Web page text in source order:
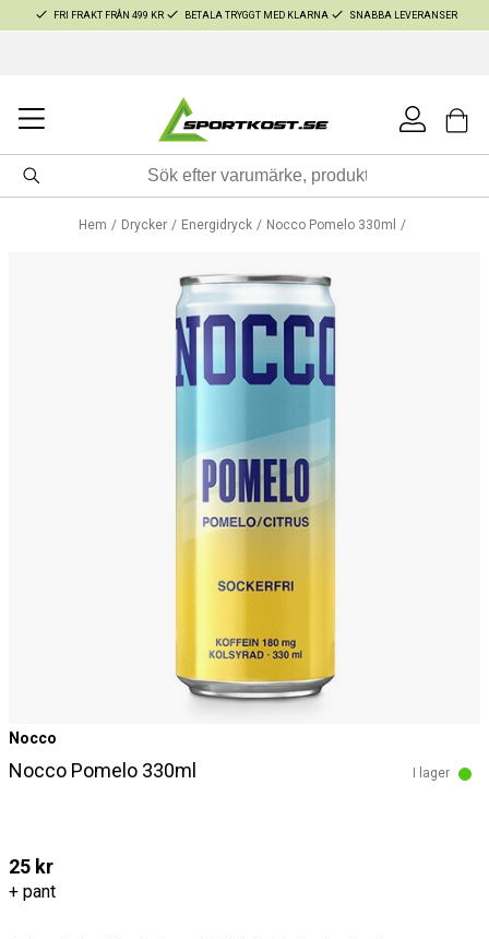
FRI FRAKT FRÅN 499 KR BETALA TRYGGT MED KLARNA SNABBA LEVERANSER
Hem Drycker Energidryck Nocco Pomelo 330ml
Nocco
Nocco Pomelo 330ml I lager
25 kr
+ pant